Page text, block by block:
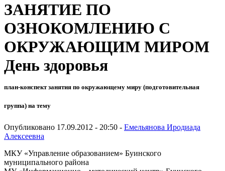
ЗАНЯТИЕ ПО
ОЗНОКОМЛЕНИЮ С
ОКРУЖАЮЩИМ МИРОМ
День здоровья
план-конспект занятия по окружающему миру (подготовительная
группа) на тему
Опубликовано 17.09.2012 - 20:50 - Емельянова Иродиада
Алексеевна
МКУ «Управление образованием» Буинского
муниципального района